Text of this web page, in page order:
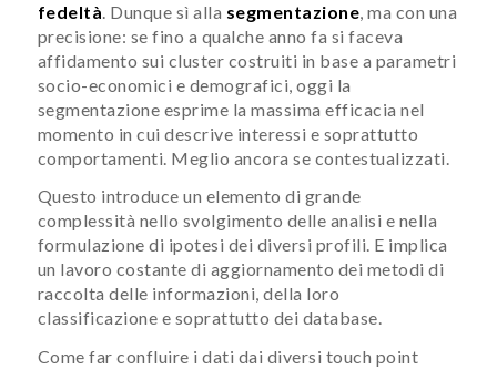
fedeltà . Dunque sì alla segmentazione , ma con una
precisione: se fino a qualche anno fa si faceva
affidamento sui cluster costruiti in base a parametri
socio-economici e demografici, oggi la
segmentazione esprime la massima efficacia nel
momento in cui descrive interessi e soprattutto
comportamenti. Meglio ancora se contestualizzati.
Questo introduce un elemento di grande
complessità nello svolgimento delle analisi e nella
formulazione di ipotesi dei diversi profili. E implica
un lavoro costante di aggiornamento dei metodi di
raccolta delle informazioni, della loro
classificazione e soprattutto dei database.
Come far confluire i dati dai diversi touch point